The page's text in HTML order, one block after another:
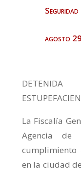
Seguridad
agosto
La Fiscalía
Agencia de
cumplimiento
en la ciudad